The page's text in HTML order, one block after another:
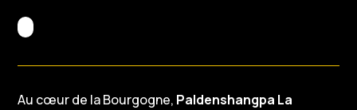
Au cœur de la Bourgogne, Paldenshangpa La